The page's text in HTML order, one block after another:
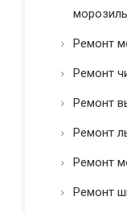
Ремонт
Ремонт
Ремонт
Ремонт
Ремонт
Ремонт